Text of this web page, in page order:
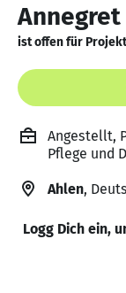
ist offen für
Angestellt,
Pflege und
Ahlen,
Logg Dich ein,